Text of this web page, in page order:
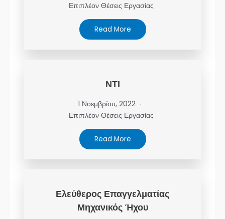
Επιπλέον Θέσεις Εργασίας
Read More
ΝΤΙ
1 Νοεμβρίου, 2022
Επιπλέον Θέσεις Εργασίας
Read More
Ελεύθερος Επαγγελματίας
Μηχανικός Ήχου